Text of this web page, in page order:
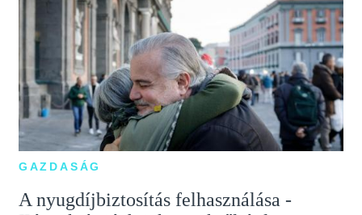
GAZDASÁG
A nyugdíjbiztosítás felhasználása -